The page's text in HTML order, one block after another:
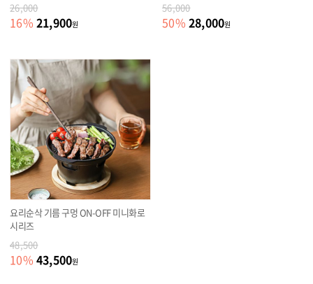
26,000
16% 21,900원
56,000
50% 28,000원
요리순삭 기름 구멍 ON-OFF 미니화로
시리즈
48,500
10% 43,500원